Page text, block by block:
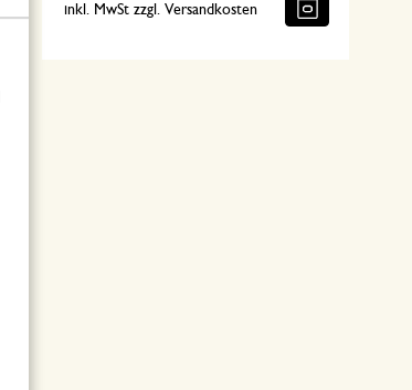
inkl. MwSt zzgl. Versandkosten